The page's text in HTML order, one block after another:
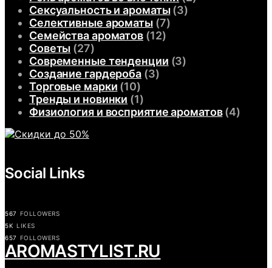
Сексуальность и ароматы(3)
Селективные ароматы(7)
Семейства ароматов(12)
Советы (27)
Современные тенденции (3)
Создание гардероба(3)
Торговые марки (10)
Тренды и новинки (1)
Физиология и восприятие ароматов(4)
Social Links
567 FOLLOWERS
5K LIKES
657 FOLLOWERS
АROMASTYLIST.RU